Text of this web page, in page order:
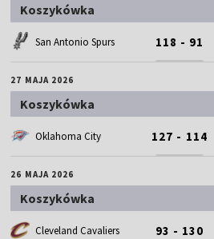
Koszykówka
San Antonio Spurs 118 - 91
27 MAJA 2026
Koszykówka
Oklahoma City 127 - 114
26 MAJA 2026
Koszykówka
Cleveland Cavaliers 93 - 130